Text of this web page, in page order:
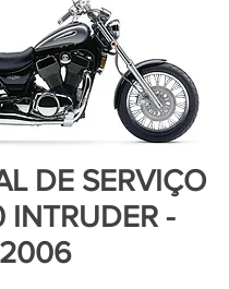
DE SERVIÇO
INTRUDER -